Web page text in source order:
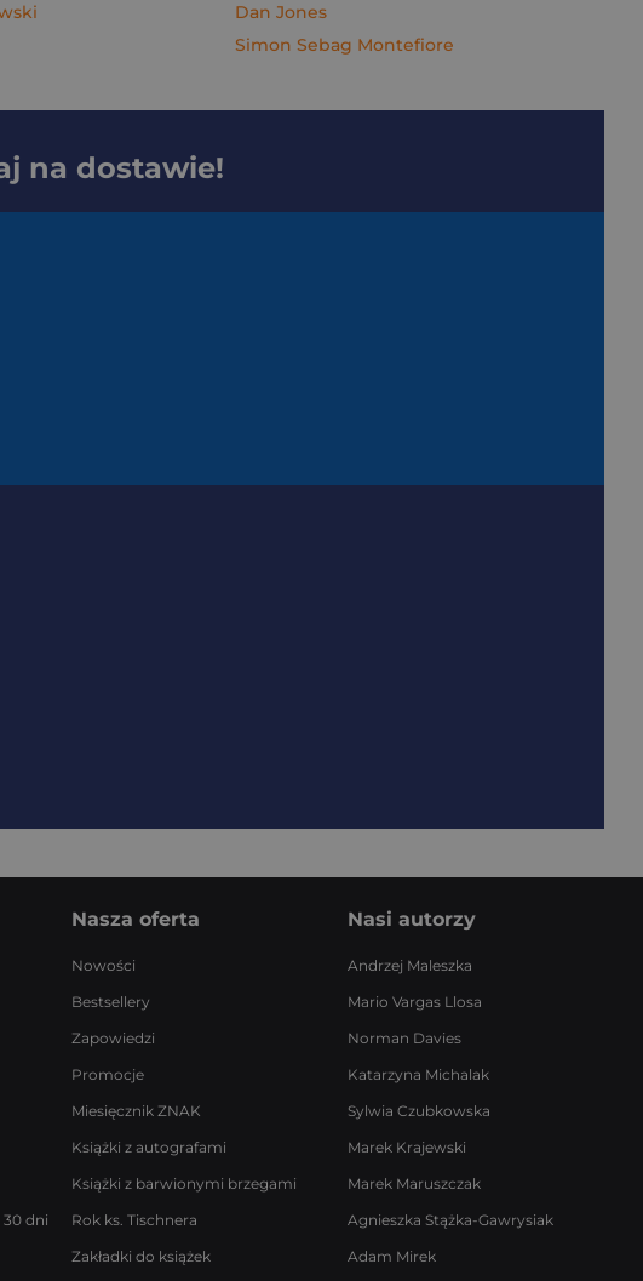
Dan Jones
Simon Sebag Montefiore
na dostawie!
30 dni
Nasza oferta
Nowości
Bestsellery
Zapowiedzi
Promocje
Miesięcznik ZNAK
Książki z autografami
Książki z barwionymi brzegami
Rok ks. Tischnera
Zakładki do książek
Nasi autorzy
Andrzej Maleszka
Mario Vargas Llosa
Norman Davies
Katarzyna Michalak
Sylwia Czubkowska
Marek Krajewski
Marek Maruszczak
Agnieszka Stążka-Gawrysiak
Adam Mirek